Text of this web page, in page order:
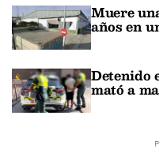
Muere
años en
Detenido
mató a